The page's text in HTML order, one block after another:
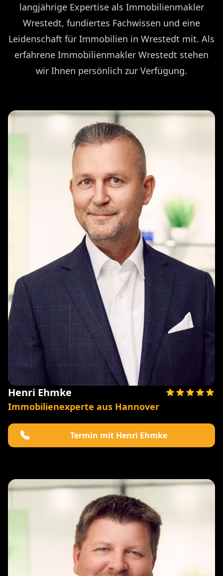
langjährige Expertise als Immobilienmakler
Wrestedt, fundiertes Fachwissen und eine
Leidenschaft für Immobilien in Wrestedt mit. Als
erfahrene Immobilienmakler Wrestedt stehen
wir Ihnen persönlich zur Verfügung.
Henri Ehmke
Immobilienexperte aus Hannover
Termin mit Henri Ehmke